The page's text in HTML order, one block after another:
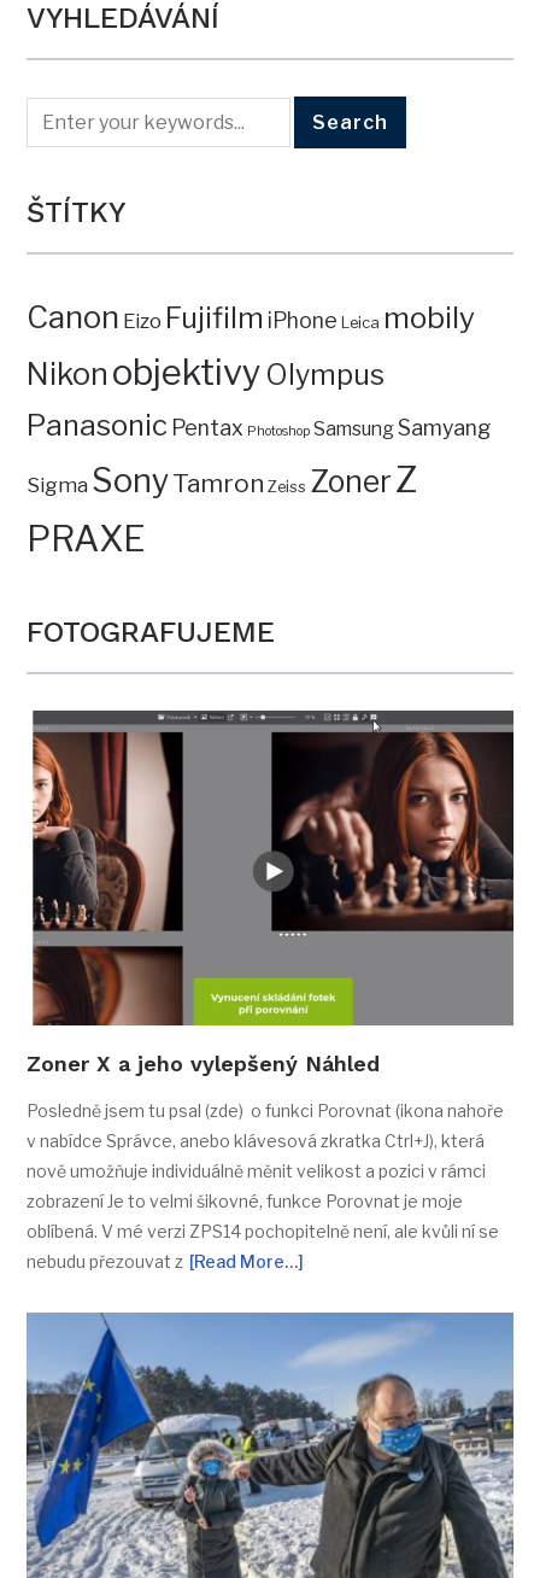
VYHLEDÁVÁNÍ
ŠTÍTKY
Canon Eizo Fujifilm iPhone Leica mobily
Nikon objektivy Olympus
Panasonic Pentax Photoshop SamsungSamyang
Sigma SonyTamron Zeiss ZonerZ
PRAXE
FOTOGRAFUJEME
Zoner X a jeho vylepšený Náhled
Posledně jsem tu psal (zde) o funkci Porovnat (ikona nahoře
v nabídce Správce, anebo klávesová zkratka Ctrl+J), která
nově umožňuje individuálně měnit velikost a pozici v rámci
zobrazení Je to velmi šikovné, funkce Porovnat je moje
oblíbená. V mé verzi ZPS14 pochopitelně není, ale kvůli ní se
nebudu přezouvat z [Read More…]